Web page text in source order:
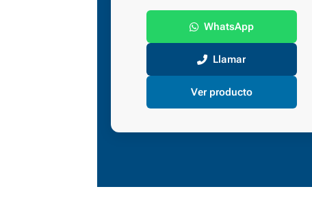
WhatsApp
Llamar
Ver producto